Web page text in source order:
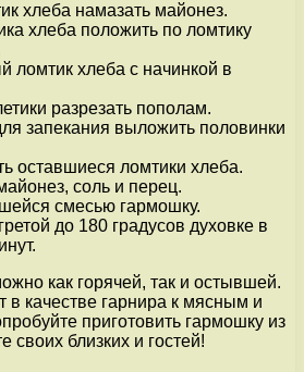
хлеба намазать майонез.
хлеба положить по ломтику
ломтик хлеба с начинкой в
разрезать пополам.
запекания выложить половинки
оставшиеся ломтики хлеба.
соль и перец.
смесью гармошку.
до 180 градусов духовке в
как горячей, так и остывшей.
в качестве гарнира к мясным и
приготовить гармошку из
своих близких и гостей!